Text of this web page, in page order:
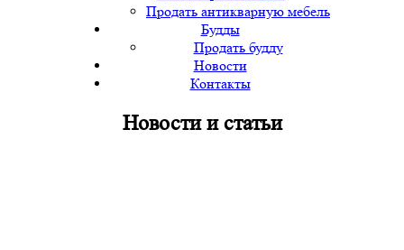
Продать антикварную мебель
Будды
Продать будду
Новости
Контакты
Новости и статьи